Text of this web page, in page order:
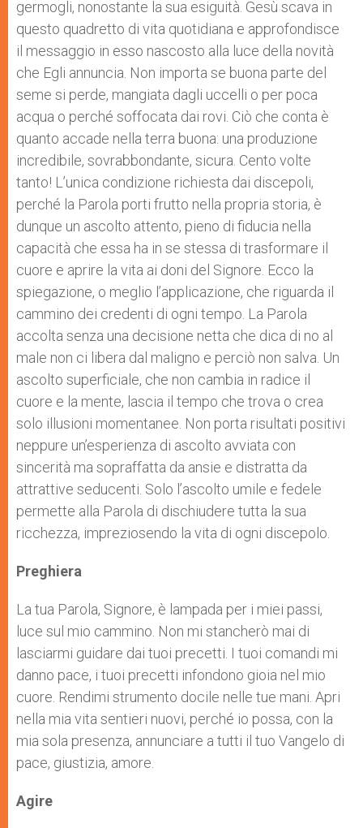
germogli, nonostante la sua esiguità. Gesù scava in
questo quadretto di vita quotidiana e approfondisce
il messaggio in esso nascosto alla luce della novità
che Egli annuncia. Non importa se buona parte del
seme si perde, mangiata dagli uccelli o per poca
acqua o perché soffocata dai rovi. Ciò che conta è
quanto accade nella terra buona: una produzione
incredibile, sovrabbondante, sicura. Cento volte
tanto! L’unica condizione richiesta dai discepoli,
perché la Parola porti frutto nella propria storia, è
dunque un ascolto attento, pieno di fiducia nella
capacità che essa ha in se stessa di trasformare il
cuore e aprire la vita ai doni del Signore. Ecco la
spiegazione, o meglio l’applicazione, che riguarda il
cammino dei credenti di ogni tempo. La Parola
accolta senza una decisione netta che dica di no al
male non ci libera dal maligno e perciò non salva. Un
ascolto superficiale, che non cambia in radice il
cuore e la mente, lascia il tempo che trova o crea
solo illusioni momentanee. Non porta risultati positivi
neppure un’esperienza di ascolto avviata con
sincerità ma sopraffatta da ansie e distratta da
attrattive seducenti. Solo l’ascolto umile e fedele
permette alla Parola di dischiudere tutta la sua
ricchezza, impreziosendo la vita di ogni discepolo.
Preghiera
La tua Parola, Signore, è lampada per i miei passi,
luce sul mio cammino. Non mi stancherò mai di
lasciarmi guidare dai tuoi precetti. I tuoi comandi mi
danno pace, i tuoi precetti infondono gioia nel mio
cuore. Rendimi strumento docile nelle tue mani. Apri
nella mia vita sentieri nuovi, perché io possa, con la
mia sola presenza, annunciare a tutti il tuo Vangelo di
pace, giustizia, amore.
Agire